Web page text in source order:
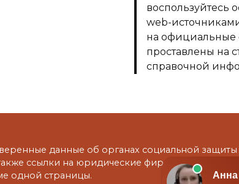
web-
на официальные
проставлены на
справочной
данные об органах социальной защиты
ссылки на юридические фирмы. В
одной страницы.